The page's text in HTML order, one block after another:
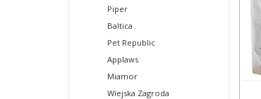
Piper
Baltica
Pet Republic
Applaws
Miamor
Wiejska Zagroda